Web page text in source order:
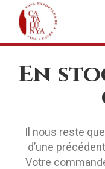
En
Il nous reste
d’une
Votre